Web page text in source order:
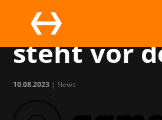
Die
steht vor
10.08.2023 | News